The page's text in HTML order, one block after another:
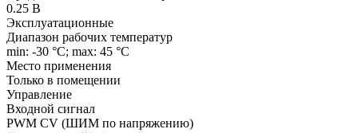
0.25 В
Эксплуатационные
Диапазон рабочих температур
min: -30 °C; max: 45 °C
Место применения
Только в помещении
Управление
Входной сигнал
PWM СV (ШИМ по напряжению)